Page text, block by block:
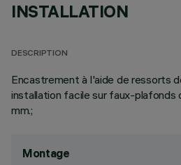
INSTALLATION
DESCRIPTION
Encastrement à l'aide de ressorts
installation facile sur faux-plafonds
mm.;
Montage